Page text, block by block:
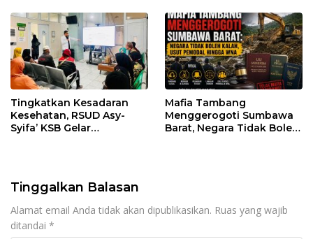
Tingkatkan Kesadaran
Kesehatan, RSUD Asy-
Syifa’ KSB Gelar
Mafia Tambang
Menggerogoti Sumbawa
Barat, Negara Tidak Boleh
Tinggalkan Balasan
Alamat email Anda tidak akan dipublikasikan. Ruas yang wajib
ditandai *